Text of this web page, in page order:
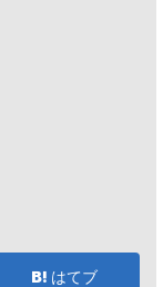
はてブ